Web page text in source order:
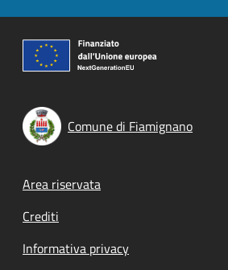
Comune di Fiamignano
Footer menu
Area riservata
Crediti
Informativa privacy